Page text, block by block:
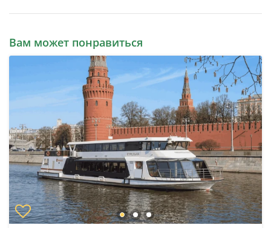
Вам может понравиться